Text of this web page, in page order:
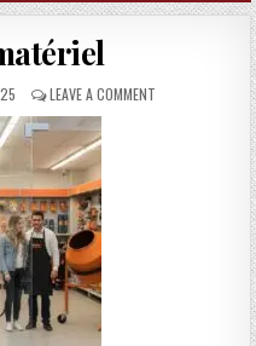
LEAVE A COMMENT ON LOCATION